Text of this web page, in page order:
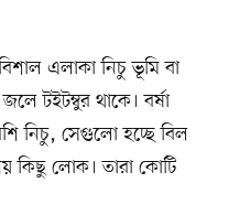
এলাকা নিচু ভূমি বা
টইটম্বুর থাকে। বর্ষা
নিচু, সেগুলো হচ্ছে বিল
কিছু লোক। তারা কোটি